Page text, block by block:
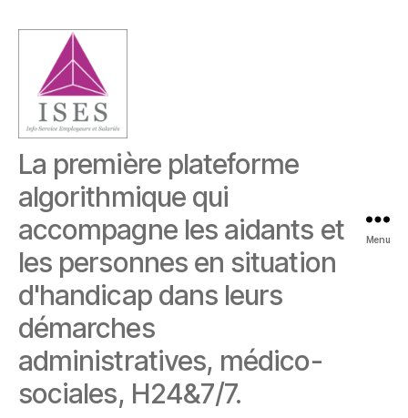
La première plateforme
algorithmique qui
accompagne les aidants et
les personnes en situation
d'handicap dans leurs
démarches
administratives, médico-
sociales, H24&7/7.
Menu